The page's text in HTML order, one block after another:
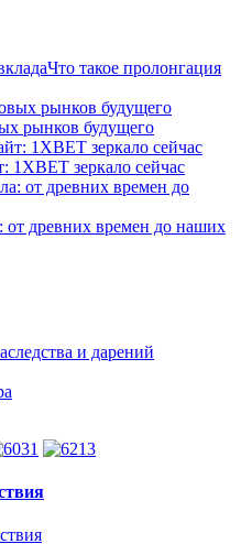
Что такое пролонгация
рынков будущего
зеркало сейчас
от древних времен до наших
и дарений